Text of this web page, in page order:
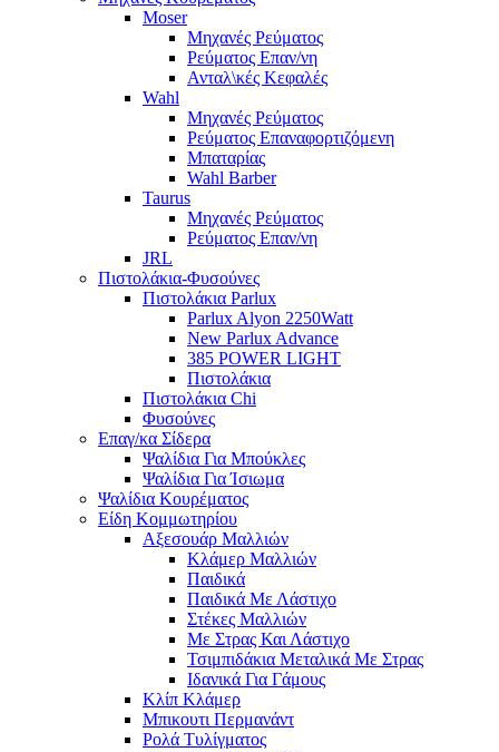
Moser
Μηχανές Ρεύματος
Ρεύματος Επαν/νη
Ανταλ\κές Κεφαλές
Wahl
Μηχανές Ρεύματος
Ρεύματος Επαναφορτιζόμενη
Μπαταρίας
Wahl Barber
Taurus
Μηχανές Ρεύματος
Ρεύματος Επαν/νη
JRL
Πιστολάκια-Φυσούνες
Πιστολάκια Parlux
Parlux Alyon 2250Watt
New Parlux Advance
385 POWER LIGHT
Πιστολάκια
Πιστολάκια Chi
Φυσούνες
Επαγ/κα Σίδερα
Ψαλίδια Για Μπούκλες
Ψαλίδια Για Ίσιωμα
Ψαλίδια Κουρέματος
Είδη Κομμωτηρίου
Αξεσουάρ Μαλλιών
Κλάμερ Μαλλιών
Παιδικά
Παιδικά Με Λάστιχο
Στέκες Μαλλιών
Με Στρας Και Λάστιχο
Τσιμπιδάκια Μεταλικά Με Στρας
Ιδανικά Για Γάμους
Κλίπ Κλάμερ
Μπικουτι Περμανάντ
Ρολά Τυλίγματος